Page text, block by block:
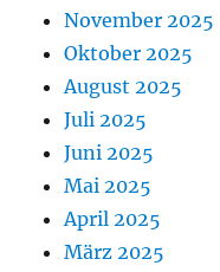
November 2025
Oktober 2025
August 2025
Juli 2025
Juni 2025
Mai 2025
April 2025
März 2025